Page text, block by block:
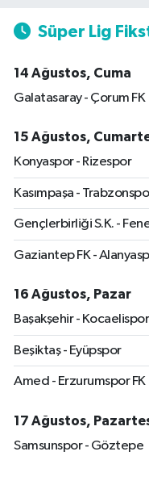
Süper Lig
14 Ağustos, Cuma
Galatasaray - Çorum FK
15 Ağustos,
Konyaspor - Rizespor
Kasımpaşa -
Gençlerbirliği S.K. -
Gaziantep FK -
16 Ağustos, Pazar
Başakşehir - Kocaelispor
Beşiktaş - Eyüpspor
Amed - Erzurumspor FK
17 Ağustos,
Samsunspor - Göztepe